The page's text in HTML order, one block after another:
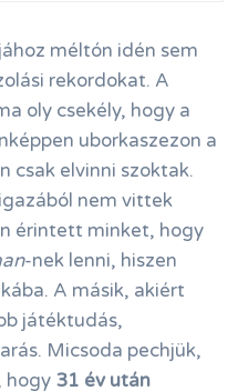
méltón idén sem
rekordokat. A
oly csekély, hogy a
uborkaszezon a
csak elvinni szoktak.
nem vittek
érintett minket, hogy
-nek lenni, hiszen
A másik, akiért
játéktudás,
Micsoda pechjük,
hogy 31 év után